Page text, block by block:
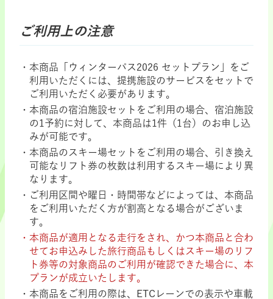
ご利用上の注意
本商品「ウィンターパス2026 セットプラン」をご
利用いただくには、提携施設のサービスをセットで
ご利用いただく必要があります。
本商品の宿泊施設セットをご利用の場合、宿泊施設
の1予約に対して、本商品は1件（1台）のお申し込
みが可能です。
本商品のスキー場セットをご利用の場合、引き換え
可能なリフト券の枚数は利用するスキー場により異
なります。
ご利用区間や曜日・時間帯などによっては、本商品
をご利用いただく方が割高となる場合がございま
す。
本商品が適用となる走行をされ、かつ本商品と合わ
せてお申込みした旅行商品もしくはスキー場のリフ
ト券等の対象商品のご利用が確認できた場合に、本
プランが成立いたします。
本商品をご利用の際は、ETCレーンでの表示や車載